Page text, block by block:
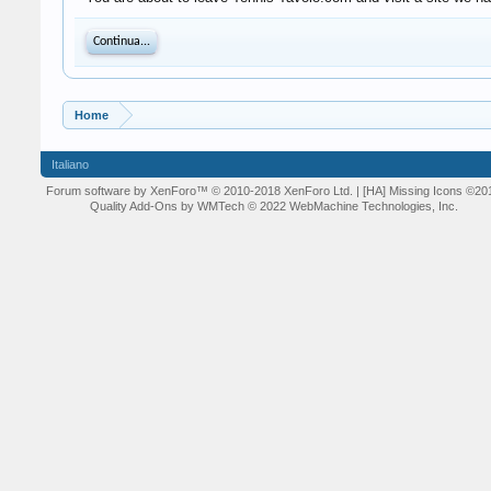
Continua...
Home
Italiano
Forum software by XenForo™ © 2010-2018 XenForo Ltd. | [HA] Missing Icons
Quality Add-Ons by WMTech © 2022 WebMachine Technologies, Inc.